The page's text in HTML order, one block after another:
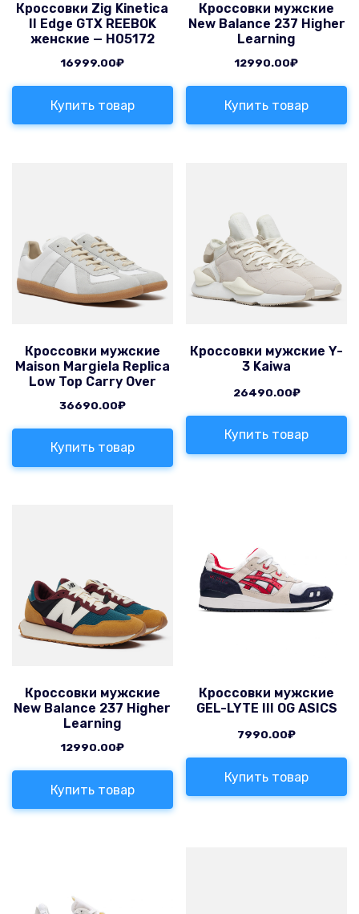
Кроссовки Zig Kinetica
II Edge GTX REEBOK
женские — H05172
16999.00₽
Купить товар
Кроссовки мужские
New Balance 237 Higher
Learning
12990.00₽
Купить товар
Кроссовки мужские
Maison Margiela Replica
Low Top Carry Over
36690.00₽
Купить товар
Кроссовки мужские Y-
3 Kaiwa
26490.00₽
Купить товар
Кроссовки мужские
New Balance 237 Higher
Learning
12990.00₽
Купить товар
Кроссовки мужские
GEL-LYTE III OG ASICS
7990.00₽
Купить товар